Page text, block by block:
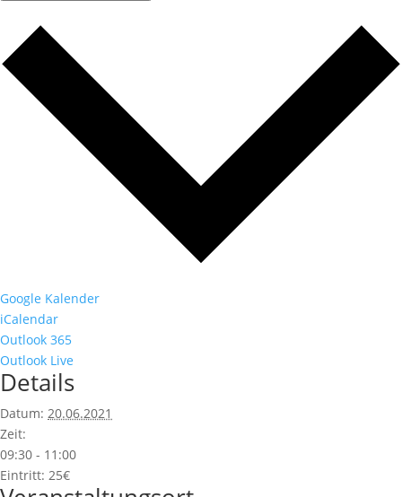
Google Kalender
iCalendar
Outlook 365
Outlook Live
Details
Datum: 20.06.2021
Zeit:
09:30 - 11:00
Eintritt: 25€